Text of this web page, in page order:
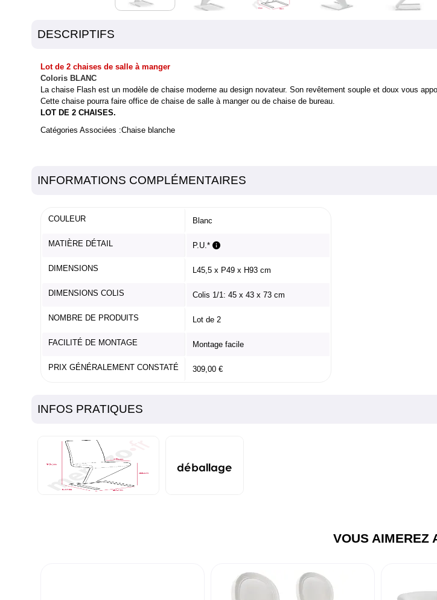
DESCRIPTIFS
Lot de 2 chaises de salle à manger
Coloris BLANC
La chaise Flash est un modèle de chaise moderne au design novateur. Son revêtement souple et doux vous
Cette chaise pourra faire office de chaise de salle à manger ou de chaise de bureau.
LOT DE 2 CHAISES.
Catégories Associées :Chaise blanche
INFORMATIONS COMPLÉMENTAIRES
COULEUR Blanc
MATIÈRE DÉTAIL P.U.*
DIMENSIONS L45,5 x P49 x H93 cm
DIMENSIONS COLIS Colis 1/1: 45 x 43 x 73 cm
NOMBRE DE PRODUITS Lot de 2
FACILITÉ DE MONTAGE Montage facile
PRIX GÉNÉRALEMENT CONSTATÉ 309,00 €
INFOS PRATIQUES
VOUS AIMEREZ